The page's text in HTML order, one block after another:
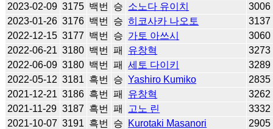
2023-02-09 3175 백번 승 소노다 유이치
3006
2023-01-26 3176 백번 승 히코사카 나오토
3137
2022-12-15 3177 백번 승 가토 아쓰시
3060
2022-06-21 3180 백번 패 유창혁
3273
2022-06-09 3180 백번 패 세토 다이키
3289
2022-05-12 3181 흑번 승 Yashiro Kumiko
2835
2021-12-21 3186 흑번 패 유창혁
3262
2021-11-29 3187 흑번 패 고노 린
3332
2021-10-07 3191 흑번 승 Kurotaki Masanori
2905